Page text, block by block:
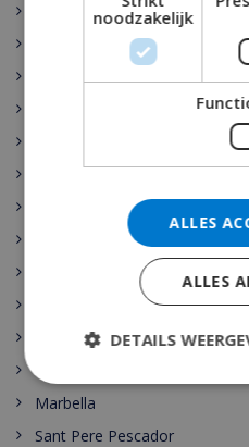
Sant Josep de sa Talaia
Vidreres
Pollensa
Cala Vadella
Las Palmas
Marbella
Sant Pere Pescador
noodzakelijk
ALLES
ALLES
DETAILS